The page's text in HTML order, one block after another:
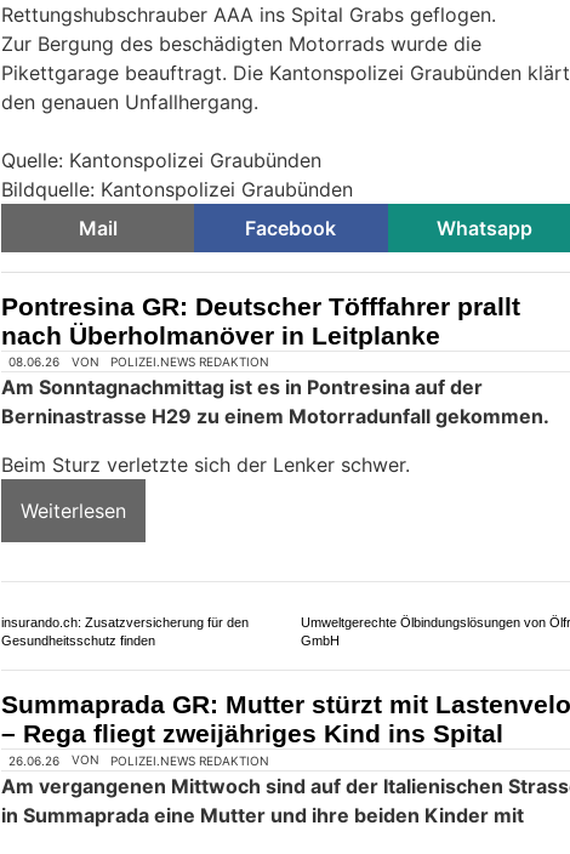
Rettungshubschrauber AAA ins Spital Grabs geflogen.
Zur Bergung des beschädigten Motorrads wurde die
Pikettgarage beauftragt. Die Kantonspolizei Graubünden klärt
den genauen Unfallhergang.
Quelle: Kantonspolizei Graubünden
Bildquelle: Kantonspolizei Graubünden
Mail
Facebook Whatsapp
Pontresina GR: Deutscher Töfffahrer prallt
nach Überholmanöver in Leitplanke
08.06.26 VON POLIZEI.NEWS REDAKTION
Am Sonntagnachmittag ist es in Pontresina auf der